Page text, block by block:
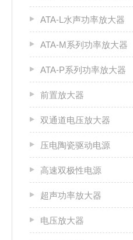
ATA-L水声功率放大器
ATA-M系列功率放大器
ATA-P系列功率放大器
前置放大器
双通道电压放大器
压电陶瓷驱动电源
高速双极性电源
超声功率放大器
电压放大器